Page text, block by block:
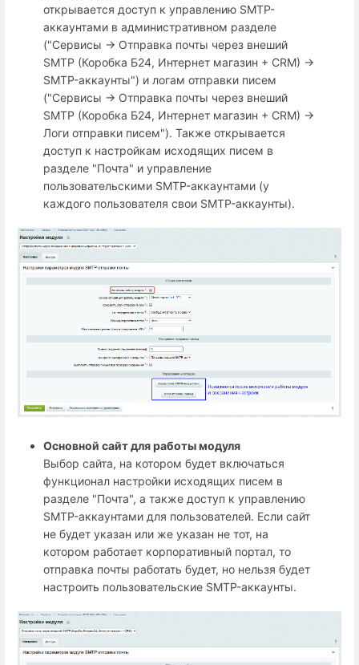
открывается доступ к управлению SMTP-
аккаунтами в административном разделе
("Сервисы → Отправка почты через внеший
SMTP (Коробка Б24, Интернет магазин + СRM) →
SMTP-аккаунты") и логам отправки писем
("Сервисы → Отправка почты через внеший
SMTP (Коробка Б24, Интернет магазин + СRM) →
Логи отправки писем"). Также открывается
доступ к настройкам исходящих писем в
разделе "Почта" и управление
пользовательскими SMTP-аккаунтами (у
каждого пользователя свои SMTP-аккаунты).
Основной сайт для работы модуля
Выбор сайта, на котором будет включаться
функционал настройки исходящих писем в
разделе "Почта", а также доступ к управлению
SMTP-аккаунтами для пользователей. Если сайт
не будет указан или же указан не тот, на
котором работает корпоративный портал, то
отправка почты работать будет, но нельзя будет
настроить пользовательские SMTP-аккаунты.